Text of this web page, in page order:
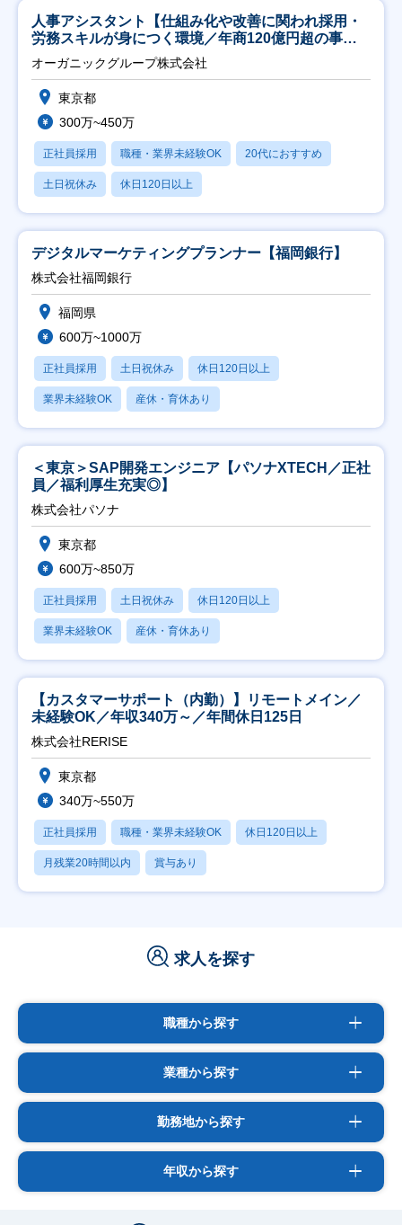
人事アシスタント【仕組み化や改善に関われ採用・
労務スキルが身につく環境／年商120億円超の事業
会社】
オーガニックグループ株式会社
東京都
300万~450万
正社員採用 職種・業界未経験OK 20代におすすめ
土日祝休み 休日120日以上
デジタルマーケティングプランナー【福岡銀行】
株式会社福岡銀行
福岡県
600万~1000万
正社員採用 土日祝休み 休日120日以上
業界未経験OK 産休・育休あり
＜東京＞SAP開発エンジニア【パソナXTECH／正社
員／福利厚生充実◎】
株式会社パソナ
東京都
600万~850万
正社員採用 土日祝休み 休日120日以上
業界未経験OK 産休・育休あり
【カスタマーサポート（内勤）】リモートメイン／
未経験OK／年収340万～／年間休日125日
株式会社RERISE
東京都
340万~550万
正社員採用 職種・業界未経験OK 休日120日以上
月残業20時間以内 賞与あり
求人を探す
職種から探す
業種から探す
勤務地から探す
年収から探す